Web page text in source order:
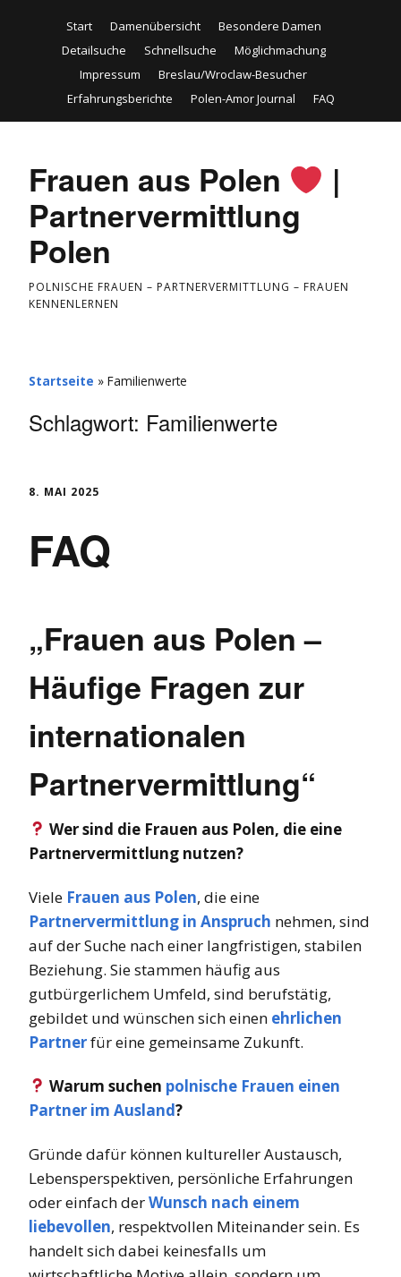
Start Damenübersicht
Besondere Damen
Detailsuche
Schnellsuche
Möglichmachung
Impressum
Breslau/Wroclaw-Besucher
Erfahrungsberichte
Polen-Amor Journal FAQ
Frauen aus Polen
|
Partnervermittlung
Polen
POLNISCHE FRAUEN – PARTNERVERMITTLUNG – FRAUEN
KENNENLERNEN
Startseite » Familienwerte
Schlagwort: Familienwerte
8. MAI 2025
FAQ
„Frauen aus Polen –
Häufige Fragen zur
internationalen
Partnervermittlung“
Wer sind die Frauen aus Polen, die eine
Partnervermittlung nutzen?
Viele Frauen aus Polen, die eine
Partnervermittlung in Anspruch nehmen, sind
auf der Suche nach einer langfristigen, stabilen
Beziehung. Sie stammen häufig aus
gutbürgerlichem Umfeld, sind berufstätig,
gebildet und wünschen sich einen ehrlichen
Partnerfür eine gemeinsame Zukunft.
Warum suchen polnische Frauen einen
Partner im Ausland?
Gründe dafür können kultureller Austausch,
Lebensperspektiven, persönliche Erfahrungen
oder einfach derWunsch nach einem
liebevollen, respektvollen Miteinander sein. Es
handelt sich dabei keinesfalls um